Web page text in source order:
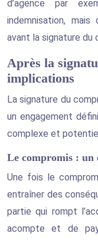
d’agence par
indemnisation,
avant la signature du
Après la
implications
La signature du
un engagement
complexe et
Le compromis : un
Une fois le
entraîner des
partie qui rompt
acompte et de